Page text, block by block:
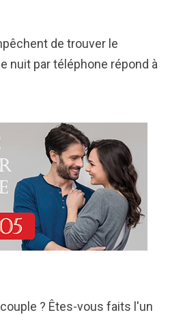
de trouver le
nuit par téléphone répond à
? Êtes-vous faits l'un